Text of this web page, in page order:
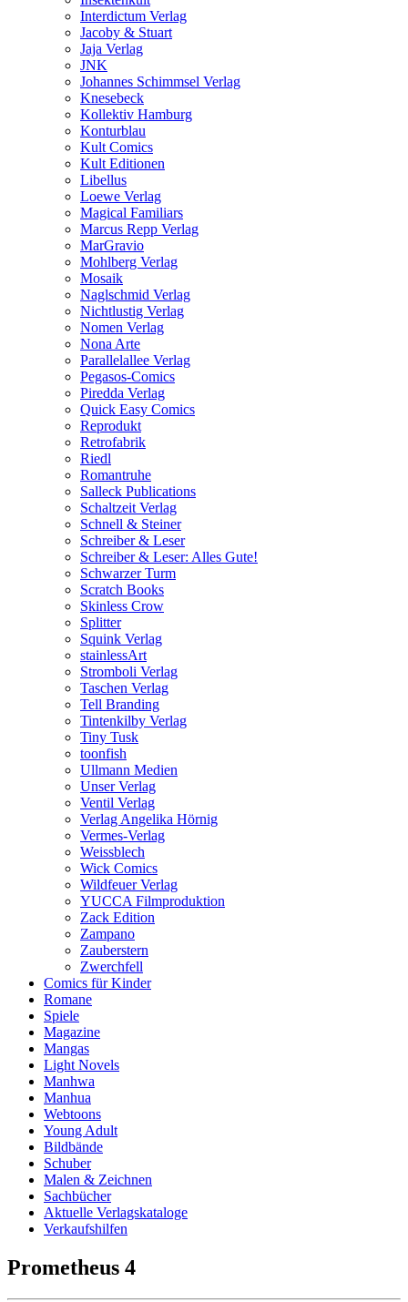
Interdictum Verlag
Jacoby & Stuart
Jaja Verlag
JNK
Johannes Schimmsel Verlag
Knesebeck
Kollektiv Hamburg
Konturblau
Kult Comics
Kult Editionen
Libellus
Loewe Verlag
Magical Familiars
Marcus Repp Verlag
MarGravio
Mohlberg Verlag
Mosaik
Naglschmid Verlag
Nichtlustig Verlag
Nomen Verlag
Nona Arte
Parallelallee Verlag
Pegasos-Comics
Piredda Verlag
Quick Easy Comics
Reprodukt
Retrofabrik
Riedl
Romantruhe
Salleck Publications
Schaltzeit Verlag
Schnell & Steiner
Schreiber & Leser
Schreiber & Leser: Alles Gute!
Schwarzer Turm
Scratch Books
Skinless Crow
Splitter
Squink Verlag
stainlessArt
Stromboli Verlag
Taschen Verlag
Tell Branding
Tintenkilby Verlag
Tiny Tusk
toonfish
Ullmann Medien
Unser Verlag
Ventil Verlag
Verlag Angelika Hörnig
Vermes-Verlag
Weissblech
Wick Comics
Wildfeuer Verlag
YUCCA Filmproduktion
Zack Edition
Zampano
Zauberstern
Zwerchfell
Comics für Kinder
Romane
Spiele
Magazine
Mangas
Light Novels
Manhwa
Manhua
Webtoons
Young Adult
Bildbände
Schuber
Malen & Zeichnen
Sachbücher
Aktuelle Verlagskataloge
Verkaufshilfen
Prometheus 4